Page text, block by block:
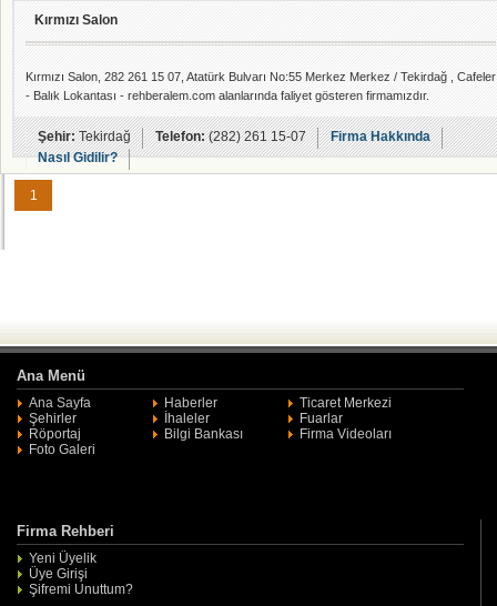
Kırmızı Salon
Kırmızı Salon, 282 261 15 07, Atatürk Bulvarı No:55 Merkez Merkez / Tekirdağ , Cafeler
- Balık Lokantası - rehberalem.com alanlarında faliyet gösteren firmamızdır.
Şehir:Tekirdağ Telefon:(282) 261 15-07
Firma Hakkında
Nasıl Gidilir?
1
Ana Menü
Ana Sayfa Haberler
Ticaret Merkezi
Şehirler
İhaleler
Fuarlar
Röportaj
Bilgi Bankası
Firma Videoları
Foto Galeri
Firma Rehberi
Yeni Üyelik
Üye Girişi
Şifremi Unuttum?